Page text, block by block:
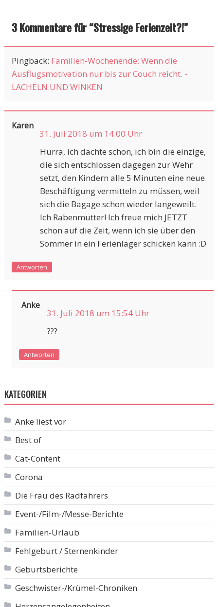
3 Kommentare für “Stressige Ferienzeit?!”
Pingback: Familien-Wochenende: Wenn die
Ausflugsmotivation nur bis zur Couch reicht. -
LÄCHELN UND WINKEN
Karen
31. Juli 2018 um 14:00 Uhr
Hurra, ich dachte schon, ich bin die einzige,
die sich entschlossen dagegen zur Wehr
setzt, den Kindern alle 5 Minuten eine neue
Beschäftigung vermitteln zu müssen, weil
sich die Bagage schon wieder langeweilt.
Ich Rabenmutter! Ich freue mich JETZT
schon auf die Zeit, wenn ich sie über den
Sommer in ein Ferienlager schicken kann :D
Antworten
Anke
31. Juli 2018 um 15:54 Uhr
???
Antworten
KATEGORIEN
Anke liest vor
Best of
Cat-Content
Corona
Die Frau des Radfahrers
Event-/Film-/Messe-Berichte
Familien-Urlaub
Fehlgeburt / Sternenkinder
Geburtsberichte
Geschwister-/Krümel-Chroniken